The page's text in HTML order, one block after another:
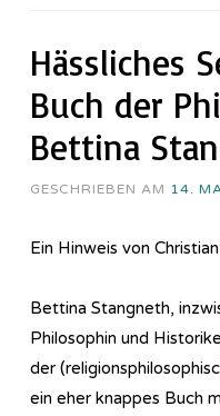
Hässliches
Buch der
Bettina
GESCHRIEBEN AM 14.
Ein Hinweis von
Bettina Stangneth,
Philosophin und
der
ein eher knappes Buch